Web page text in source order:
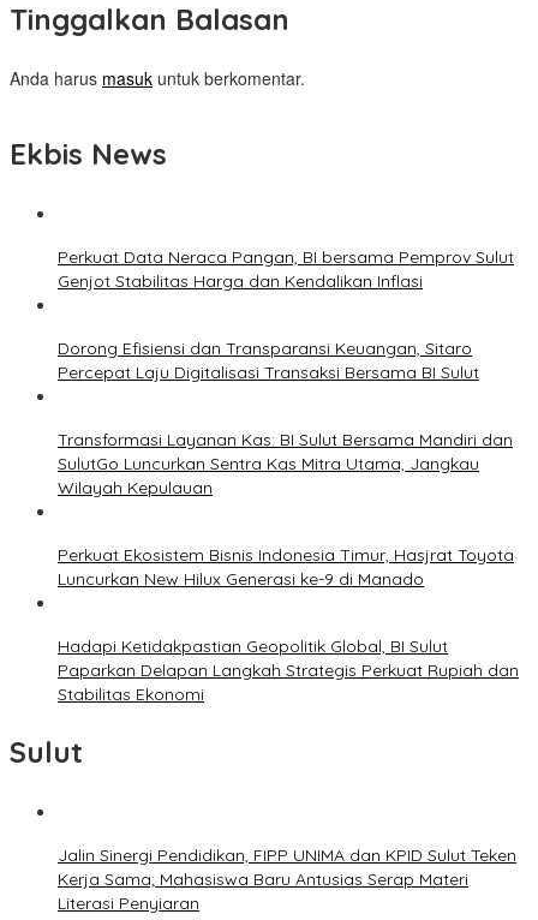
Tinggalkan Balasan
Anda harus masuk untuk berkomentar.
Ekbis News
Perkuat Data Neraca Pangan, BI bersama Pemprov Sulut
Genjot Stabilitas Harga dan Kendalikan Inflasi
Dorong Efisiensi dan Transparansi Keuangan, Sitaro
Percepat Laju Digitalisasi Transaksi Bersama BI Sulut
Transformasi Layanan Kas: BI Sulut Bersama Mandiri dan
SulutGo Luncurkan Sentra Kas Mitra Utama, Jangkau
Wilayah Kepulauan
Perkuat Ekosistem Bisnis Indonesia Timur, Hasjrat Toyota
Luncurkan New Hilux Generasi ke-9 di Manado
Hadapi Ketidakpastian Geopolitik Global, BI Sulut
Paparkan Delapan Langkah Strategis Perkuat Rupiah dan
Stabilitas Ekonomi
Sulut
Jalin Sinergi Pendidikan, FIPP UNIMA dan KPID Sulut Teken
Kerja Sama; Mahasiswa Baru Antusias Serap Materi
Literasi Penyiaran